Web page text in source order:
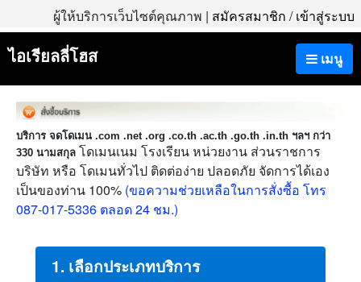
ผู้ให้บริการเว็บไซต์คุณภาพ | สมัครสมาชิก /เข้าสู่ระบบ
เมนู
ไอเรียลลี่โฮส
บริการ จดโดเมน .com .net .org .co.th .ac.th .go.th .in.th ฯลฯ กว่า
330 นามสกุล โดเมนเนม โรงเรียน หน่วยงาน ส่วนราชการ
บริษัท หรือ โดเมนทั่วไป ติดต่อง่าย ปลอดภัย จัดการได้เอง
เป็นของท่าน 100% (ขอความช่วยเหลือในการสั่งซื้อ โทร
087-017-5336 ตลอด 24 ชม.)
1. เลือกประเภทบริการ